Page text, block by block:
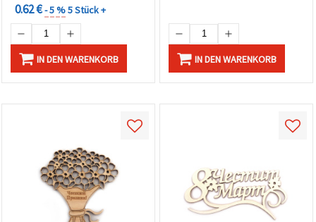
0.62 €- 5 %5 Stück +
IN DEN WARENKORB IN DEN WARENKORB